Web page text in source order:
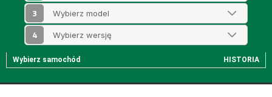
3
4
Wybierz samochód HISTORIA